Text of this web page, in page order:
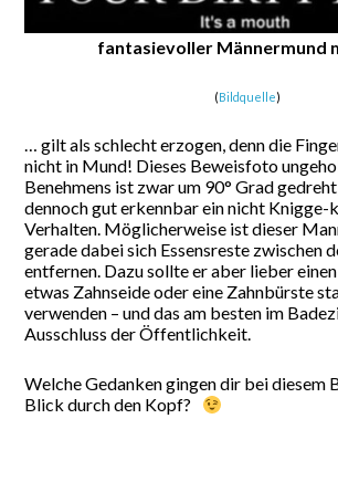
fantasievoller Männermund
(Bildquelle)
… gilt als schlecht erzogen, denn die
nicht in Mund! Dieses Beweisfoto
Benehmens ist zwar um 90° Grad
dennoch gut erkennbar ein nicht Knigge-
Verhalten. Möglicherweise ist dieser
gerade dabei sich Essensreste zwischen
entfernen. Dazu sollte er aber lieber
etwas Zahnseide oder eine Zahnbürste
verwenden – und das am besten im
Ausschluss der Öffentlichkeit.
Welche Gedanken gingen dir bei diesem
Blick durch den Kopf?